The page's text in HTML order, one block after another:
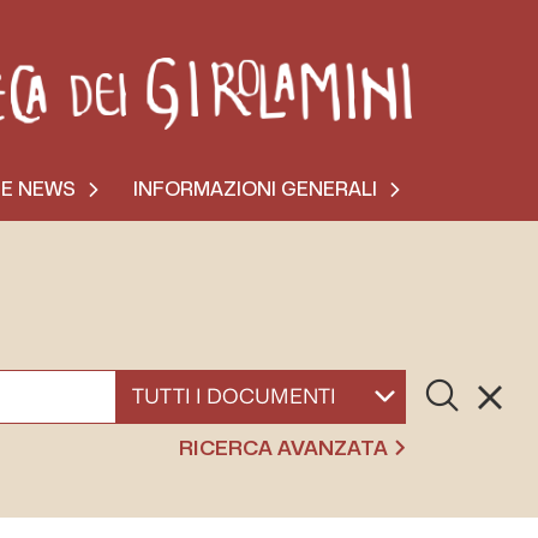
NEWS INFORMAZIONI GENERALI
SELEZIONA UN DOCUMENTO
Cerca
RICERCA AVANZATA